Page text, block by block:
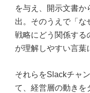
を与え、開示文書か
出。そのうえで「な
戦略にどう関係する
が理解しやすい言葉
それらをSlackチャ
て、経営層の動きを